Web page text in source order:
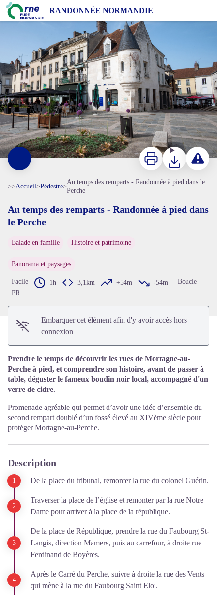
RANDONNÉE NORMANDIE
Au temps des remparts - Randonnée à pied dans le Perche
Mortagne au Perche - D. Commenchal
Voir l'image en plein écran
ImprimerTéléchargerSignaler
>>Accueil>Pédestre>
Au temps des remparts - Randonnée à pied dans le
Perche
Au temps des remparts - Randonnée à pied dans
le Perche
Balade en famille Histoire et patrimoine
Panorama et paysages
Facile 1h 3,1km +54m -54m
Boucle
PR
Embarquer cet élément afin d'y avoir accès hors
connexion
Prendre le temps de découvrir les rues de Mortagne-au-
Perche à pied, et comprendre son histoire, avant de passer à
table, déguster le fameux boudin noir local, accompagné d'un
verre de cidre.
Promenade agréable qui permet d’avoir une idée d’ensemble du
second rempart doublé d’un fossé élevé au XIVème siècle pour
protéger Mortagne-au-Perche.
Description
De la place du tribunal, remonter la rue du colonel Guérin.
Traverser la place de l’église et remonter par la rue Notre
Dame pour arriver à la place de la république.
De la place de République, prendre la rue du Faubourg St-
Langis, direction Mamers, puis au carrefour, à droite rue
Ferdinand de Boyères.
Après le Carré du Perche, suivre à droite la rue des Vents
qui mène à la rue du Faubourg Saint Eloi.